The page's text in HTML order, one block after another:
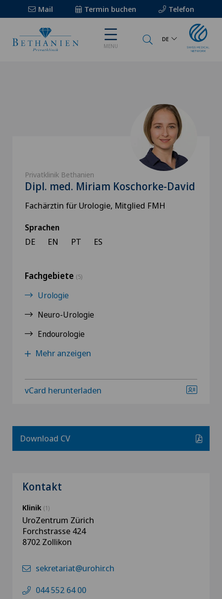
Mail Termin buchen Telefon
MENU
DE
Privatklinik Bethanien
Dipl. med. Miriam Koschorke-David
Fachärztin für Urologie, Mitglied FMH
Sprachen
DE EN PT ES
Fachgebiete (5)
Urologie
Neuro-Urologie
Endourologie
Mehr anzeigen
vCard herunterladen
Download CV
Kontakt
Klinik (1)
UroZentrum Zürich
Forchstrasse 424
8702 Zollikon
sekretariat@urohir.ch
044 552 64 00